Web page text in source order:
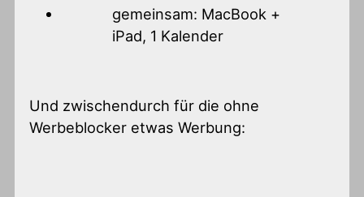
gemeinsam: MacBook +
iPad, 1 Kalender
Und zwischendurch für die ohne
Werbeblocker etwas Werbung: